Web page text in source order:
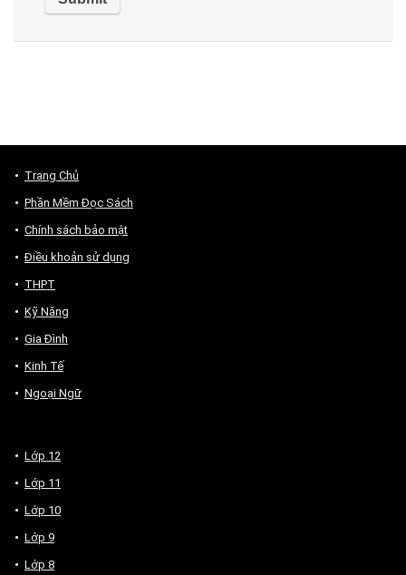
Trang Chủ
Phần Mềm Đọc Sách
Chính sách bảo mật
Điều khoản sử dụng
THPT
Kỹ Năng
Gia Đình
Kinh Tế
Ngoại Ngữ
Lớp 12
Lớp 11
Lớp 10
Lớp 9
Lớp 8